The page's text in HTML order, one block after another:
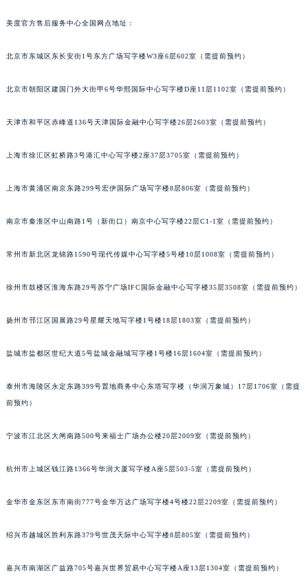
美度官方售后服务中心全国网点地址：
北京市东城区东长安街1号东方广场写字楼W3座6层602室（需提前预约）
北京市朝阳区建国门外大街甲6号华熙国际中心写字楼D座11层1102室（需提前预约）
天津市和平区赤峰道136号天津国际金融中心写字楼26层2603室（需提前预约）
上海市徐汇区虹桥路3号港汇中心写字楼2座37层3705室（需提前预约）
上海市黄浦区南京东路299号宏伊国际广场写字楼8层806室（需提前预约）
南京市秦淮区中山南路1号（新街口）南京中心写字楼22层C1-1室（需提前预约）
常州市新北区龙锦路1590号现代传媒中心写字楼5号楼10层1008室（需提前预约）
徐州市鼓楼区淮海东路29号苏宁广场IFC国际金融中心写字楼35层3508室（需提前预约）
扬州市邗江区国展路29号星耀天地写字楼1号楼18层1803室（需提前预约）
盐城市盐都区世纪大道5号盐城金融城写字楼1号楼16层1604室（需提前预约）
泰州市海陵区永定东路399号置地商务中心东塔写字楼（华润万象城）17层1706室（需提
前预约）
宁波市江北区大闸南路500号来福士广场办公楼20层2009室（需提前预约）
杭州市上城区钱江路1366号华润大厦写字楼A座5层503-5室（需提前预约）
金华市金东区东市南街777号金华万达广场写字楼4号楼22层2209室（需提前预约）
绍兴市越城区胜利东路379号世茂天际中心写字楼8层805室（需提前预约）
嘉兴市南湖区广益路705号嘉兴世界贸易中心写字楼A座13层1304室（需提前预约）